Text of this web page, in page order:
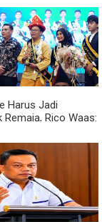
Harus Jadi
Remaja, Rico Waas: